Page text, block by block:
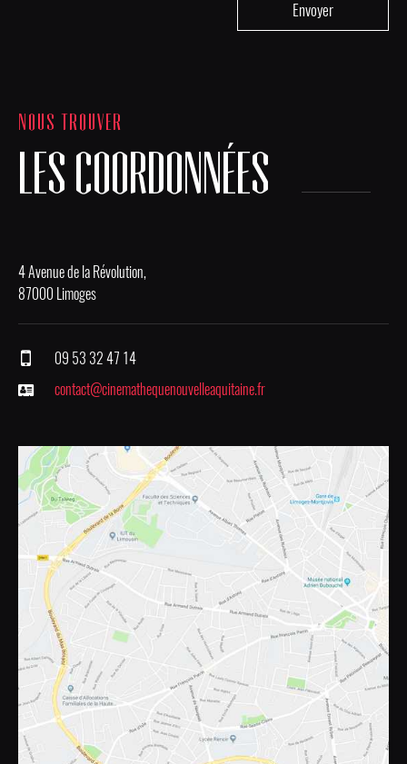
NOUS TROUVER
LES COORDONNÉES
4 Avenue de la Révolution,
87000 Limoges
09 53 32 47 14
contact@cinemathequenouvelleaquitaine.fr